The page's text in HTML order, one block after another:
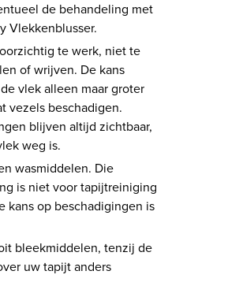
de behandeling met
Vlekkenblusser.
te werk, niet te
of wrijven. De kans
vlek alleen maar groter
vezels beschadigen.
blijven altijd zichtbaar,
weg is.
wasmiddelen. Die
is niet voor tapijtreiniging
kans op beschadigingen is
bleekmiddelen, tenzij de
uw tapijt anders